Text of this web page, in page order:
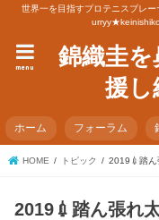
世界一を目指すプロテニスプレ
錦織圭
援
menu
ホーム フォーラム
HOME トピック 2019💉踏ん
2019💉踏ん張れ